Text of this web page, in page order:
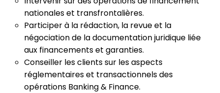
nationales et transfrontalières.
Participer à la rédaction, la revue et la
négociation de la documentation juridique liée
aux financements et garanties.
Conseiller les clients sur les aspects
réglementaires et transactionnels des
opérations Banking & Finance.